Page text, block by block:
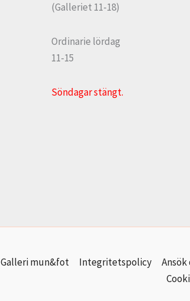
(Galleriet 11-18)
Ordinarie lördag
11-15
Söndagar stängt.
Galleri mun&fot Integritetspolicy